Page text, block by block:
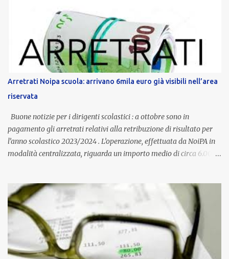
dedicato alle donne vittime di violenza di genere, in linea con la
normativa nazionale e con l’obiettivo di offrire maggiore tutela e
supporto in situazioni delicate. L’indennità provinciale per i docenti
è un unicum in Italia: si tratta di una misura esclusiva della
Provincia autonoma di Bolzano, che integra in maniera stabile lo
stipendio nazionale grazie alle prerogative garantite
dall’autonomia locale. Non è un bonus temporaneo né un
compenso accessorio, ma una voce strutturale di retribuzione,
aggiornata periodicamente in base al cost...
Arretrati Noipa scuola: arrivano 6mila euro già visibili nell’area
riservata
Buone notizie per i dirigenti scolastici : a ottobre sono in
pagamento gli arretrati relativi alla retribuzione di risultato per
l’anno scolastico 2023/2024 . L’operazione, effettuata da NoiPA in
modalità centralizzata, riguarda un importo medio di circa 6.000
ordinaria di ottobre . Cos’è la retribuzione di risultato La
retribuzione di risultato rappresenta la parte variabile dello
stipendio dei dirigenti scolastici. Viene corrisposta per valorizzare
la qualità dell’attività svolta, la gestione delle risorse e il
raggiungimento degli obiettivi fissati dal Ministero dell’Istruzione
e del Merito (MIM) . Per l’anno scolastico 2023/2024, il MIM ha